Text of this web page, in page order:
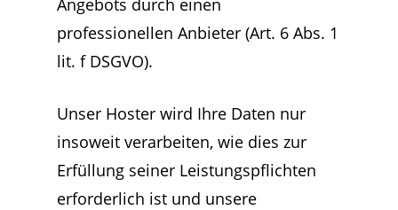
Angebots durch einen
professionellen Anbieter (Art. 6 Abs. 1
lit. f DSGVO).
Unser Hoster wird Ihre Daten nur
insoweit verarbeiten, wie dies zur
Erfüllung seiner Leistungspflichten
erforderlich ist und unsere